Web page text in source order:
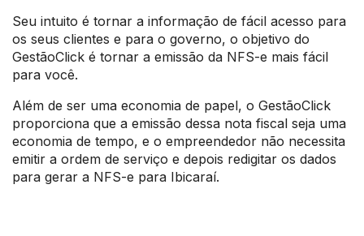
Seu intuito é tornar a informação de fácil acesso para
os seus clientes e para o governo, o objetivo do
GestãoClick é tornar a emissão da NFS-e mais fácil
para você.
Além de ser uma economia de papel, o GestãoClick
proporciona que a emissão dessa nota fiscal seja uma
economia de tempo, e o empreendedor não necessita
emitir a ordem de serviço e depois redigitar os dados
para gerar a NFS-e para Ibicaraí.